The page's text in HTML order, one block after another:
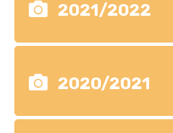
2021/2022
2020/2021